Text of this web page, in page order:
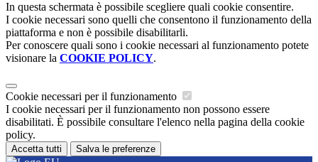
In questa schermata è possibile scegliere quali cookie consentire.
I cookie necessari sono quelli che consentono il funzionamento della
piattaforma e non è possibile disabilitarli.
Per conoscere quali sono i cookie necessari al funzionamento potete
visionare la COOKIE POLICY.
Cookie necessari per il funzionamento
I cookie necessari per il funzionamento non possono essere
disabilitati. È possibile consultare l'elenco nella pagina della cookie
policy.
Accetta tutti Salva le preferenze